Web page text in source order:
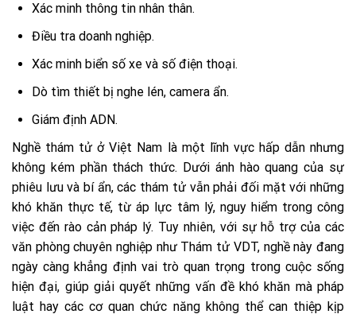
Xác minh thông tin nhân thân.
Điều tra doanh nghiệp.
Xác minh biển số xe và số điện thoại.
Dò tìm thiết bị nghe lén, camera ẩn.
Giám định ADN.
Nghề thám tử ở Việt Nam là một lĩnh vực hấp dẫn nhưng
không kém phần thách thức. Dưới ánh hào quang của sự
phiêu lưu và bí ẩn, các thám tử vẫn phải đối mặt với những
khó khăn thực tế, từ áp lực tâm lý, nguy hiểm trong công
việc đến rào cản pháp lý. Tuy nhiên, với sự hỗ trợ của các
văn phòng chuyên nghiệp như Thám tử VDT, nghề này đang
ngày càng khẳng định vai trò quan trọng trong cuộc sống
hiện đại, giúp giải quyết những vấn đề khó khăn mà pháp
luật hay các cơ quan chức năng không thể can thiệp kịp